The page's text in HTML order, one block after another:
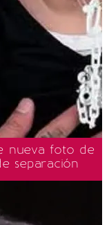
nueva foto de
separación